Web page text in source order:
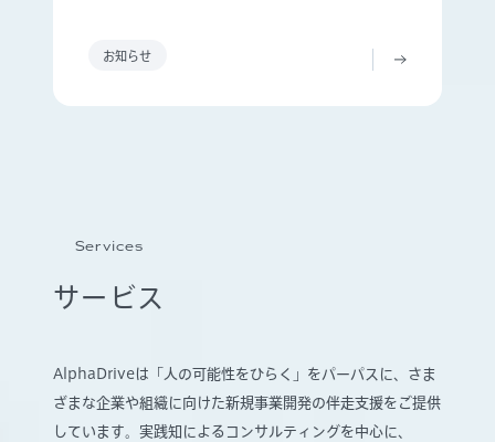
お知らせ
Services
サービス
AlphaDriveは「人の可能性をひらく」をパーパスに、さま
ざまな企業や組織に向けた新規事業開発の伴走支援をご提供
しています。実践知によるコンサルティングを中心に、